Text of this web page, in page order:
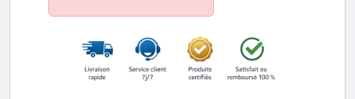
une certification sans gluten, cet isolat est l'outil ultime
pour la croissance musculaire sèche et une
récupération ultra-rapide. Sa solubilité parfaite et sa
haute valeur biologique garantissent une performance